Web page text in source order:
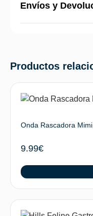
Envíos y
Productos
Onda Rascadora
9.99€